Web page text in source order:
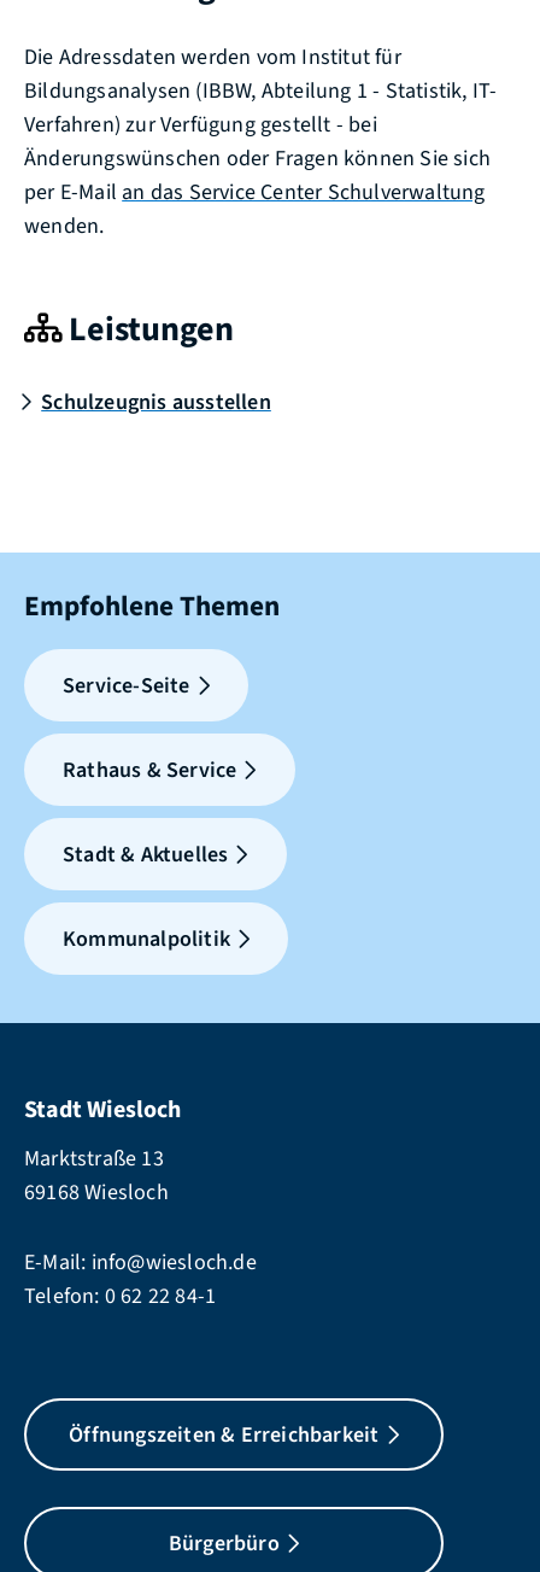
Die Adressdaten werden vom Institut für
Bildungsanalysen (IBBW, Abteilung 1 - Statistik, IT-
Verfahren) zur Verfügung gestellt - bei
Änderungswünschen oder Fragen können Sie sich
per E-Mailan das Service Center Schulverwaltung
wenden.
Leistungen
Schulzeugnis ausstellen
Empfohlene Themen
Service-Seite
Rathaus & Service
Stadt & Aktuelles
Kommunalpolitik
Stadt Wiesloch
Marktstraße 13
69168 Wiesloch
E-Mail: info@wiesloch.de
Telefon: 0 62 22 84-1
Öffnungszeiten & Erreichbarkeit
Bürgerbüro